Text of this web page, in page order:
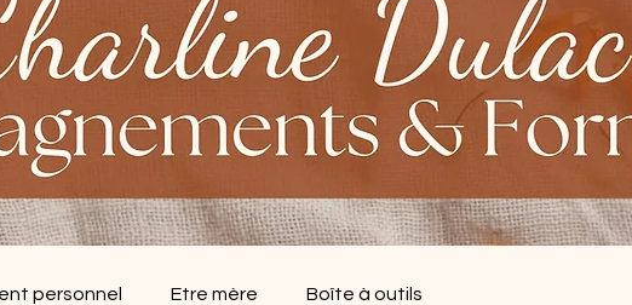
personnel Etre mère Boîte à outils